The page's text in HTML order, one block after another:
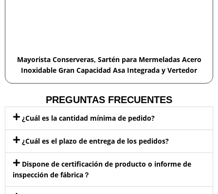
Mayorista Conserveras, Sartén para Mermeladas Acero
Inoxidable Gran Capacidad Asa Integrada y Vertedor
PREGUNTAS FRECUENTES
¿Cuál es la cantidad mínima de pedido?
¿Cuál es el plazo de entrega de los pedidos?
Dispone de certificación de producto o informe de
inspección de fábrica？